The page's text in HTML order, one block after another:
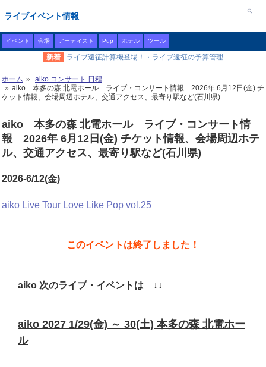
ライブイベント情報
イベント 会場 アーティスト Pup ホテル ツール
新着 ライブ遠征計算機登場！・ライブ遠征の予算管理
ホーム
aiko コンサート 日程
aiko 本多の森 北電ホール ライブ・コンサート情報 2026年 6月12日(金) チ
ケット情報、会場周辺ホテル、交通アクセス、最寄り駅など(石川県)
aiko 本多の森 北電ホール ライブ・コンサート情
報 2026年 6月12日(金) チケット情報、会場周辺ホテ
ル、交通アクセス、最寄り駅など(石川県)
2026-6/12(金)
aiko Live Tour Love Like Pop vol.25
このイベントは終了しました！
aiko 次のライブ・イベントは ↓↓
aiko 2027 1/29(金) ～ 30(土) 本多の森 北電ホー
ル